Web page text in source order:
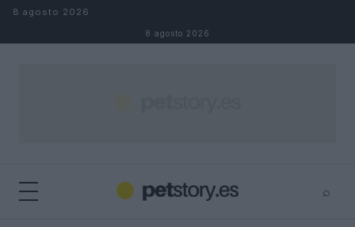
Saltar al contenido
8 agosto 2026
8 agosto 2026
⌕